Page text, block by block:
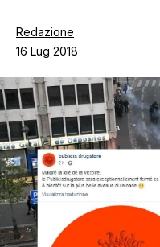
Chi siamo
Contatti
Redazione
16 Lug 2018